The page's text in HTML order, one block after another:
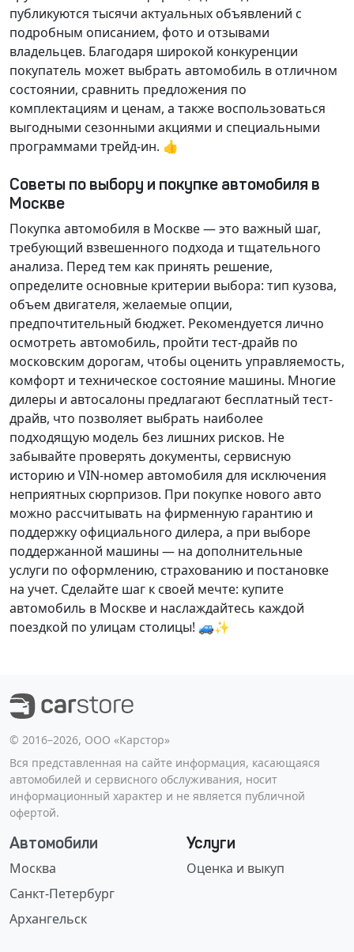
публикуются тысячи актуальных объявлений с
подробным описанием, фото и отзывами
владельцев. Благодаря широкой конкуренции
покупатель может выбрать автомобиль в отличном
состоянии, сравнить предложения по
комплектациям и ценам, а также воспользоваться
выгодными сезонными акциями и специальными
программами трейд-ин. 👍
Советы по выбору и покупке автомобиля в
Москве
Покупка автомобиля в Москве — это важный шаг,
требующий взвешенного подхода и тщательного
анализа. Перед тем как принять решение,
определите основные критерии выбора: тип кузова,
объем двигателя, желаемые опции,
предпочтительный бюджет. Рекомендуется лично
осмотреть автомобиль, пройти тест-драйв по
московским дорогам, чтобы оценить управляемость,
комфорт и техническое состояние машины. Многие
дилеры и автосалоны предлагают бесплатный тест-
драйв, что позволяет выбрать наиболее
подходящую модель без лишних рисков. Не
забывайте проверять документы, сервисную
историю и VIN-номер автомобиля для исключения
неприятных сюрпризов. При покупке нового авто
можно рассчитывать на фирменную гарантию и
поддержку официального дилера, а при выборе
поддержанной машины — на дополнительные
услуги по оформлению, страхованию и постановке
на учет. Сделайте шаг к своей мечте: купите
автомобиль в Москве и наслаждайтесь каждой
поездкой по улицам столицы! 🚙✨
©️ 2016–2026, ООО «Карстор»
Вся представленная на сайте информация, касающаяся
автомобилей и сервисного обслуживания, носит
информационный характер и не является публичной
офертой.
Автомобили
Москва
Санкт-Петербург
Архангельск
Услуги
Оценка и выкуп